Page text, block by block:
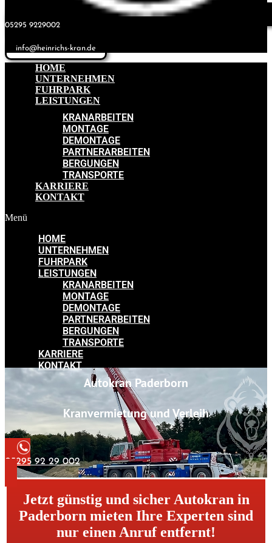
05295 9229002
info@heinrichs-kran.de
HOME
UNTERNEHMEN
FUHRPARK
LEISTUNGEN
KRANARBEITEN
MONTAGE
DEMONTAGE
PARTNERARBEITEN
BERGUNGEN
TRANSPORTE
KARRIERE
KONTAKT
Menü
HOME
UNTERNEHMEN
FUHRPARK
LEISTUNGEN
KRANARBEITEN
MONTAGE
DEMONTAGE
PARTNERARBEITEN
BERGUNGEN
TRANSPORTE
KARRIERE
KONTAKT
Autokran Paderborn
Kranvermietung und Verleih
05295 92 29 002
Jetzt günstig und sicher Autokran in
Paderborn mieten Ihre Experten sind
nur einen Anruf entfernt!